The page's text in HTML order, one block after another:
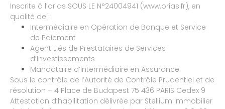
Inscrite à l’orias SOUS LE N°24004941 (www.orias.fr), en
qualité de :
Intermédiaire en Opération de Banque et Service
de Paiement
Agent Liés de Prestataires de Services
d’Investissements
Mandataire d’Intermédiaire en Assurance
Sous le contrôle de l’Autorité de Contrôle Prudentiel et de
résolution – 4 Place de Budapest 75 436 PARIS Cedex 9
Attestation d’habilitation délivrée par Stellium Immobilier